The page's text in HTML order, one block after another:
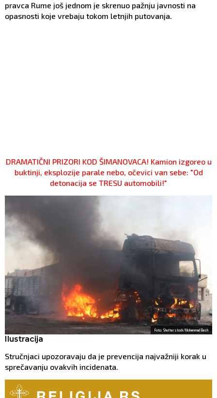
pravca Rume još jednom je skrenuo pažnju javnosti na
opasnosti koje vrebaju tokom letnjih putovanja.
DRAMATIČNI PRIZORI KOD ŠIMANOVACA! Kamion izgoreo u
buktinji, eksplozije parale nebo, očevici van sebe: "Od
detonacija se TRESU automobili!"
Foto: Shutterstock/Mohammad Bash
Ilustracija
Stručnjaci upozoravaju da je prevencija najvažniji korak u
sprečavanju ovakvih incidenata.